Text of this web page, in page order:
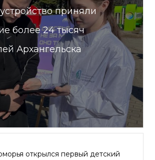
приняли
более 24 тысяч
Архангельска
открылся первый детский